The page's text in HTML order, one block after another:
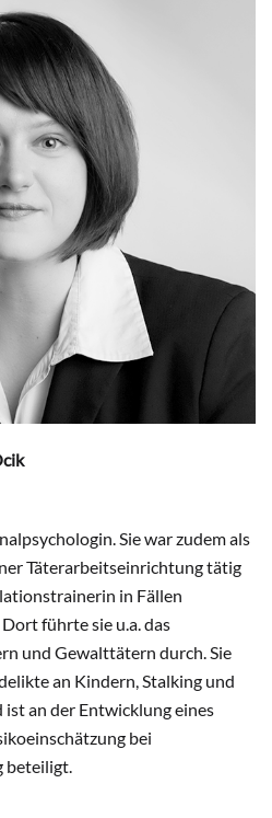
Sie war zudem als
Täterarbeitseinrichtung tätig
in Fällen
führte sie u.a. das
und Gewalttätern durch. Sie
an Kindern, Stalking und
an der Entwicklung eines
bei
beteiligt.